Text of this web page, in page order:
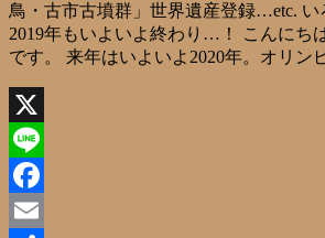
鳥・古市古墳群」世界遺産登録…etc. い
2019年もいよいよ終わり…！ こんにち
です。 来年はいよいよ2020年。オリン
X
Line
Facebook